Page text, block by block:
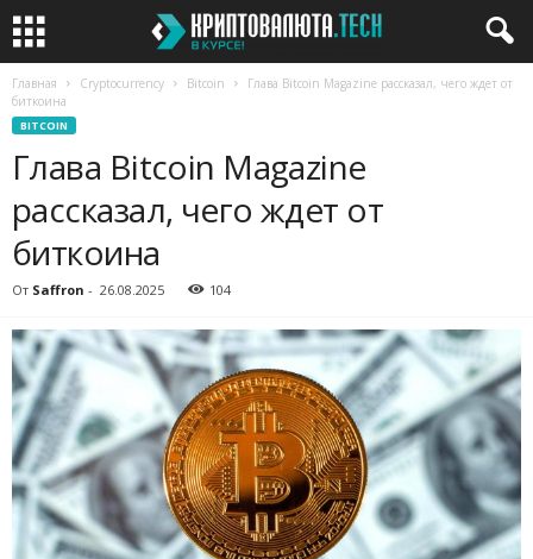
Главная Cryptocurrency Bitcoin
Глава Bitcoin Magazine рассказал, чего ждет от
биткоина
BITCOIN
Глава Bitcoin Magazine
рассказал, чего ждет от
биткоина
От Saffron - 26.08.2025 104